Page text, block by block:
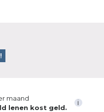
maand
lenen kost geld.
i